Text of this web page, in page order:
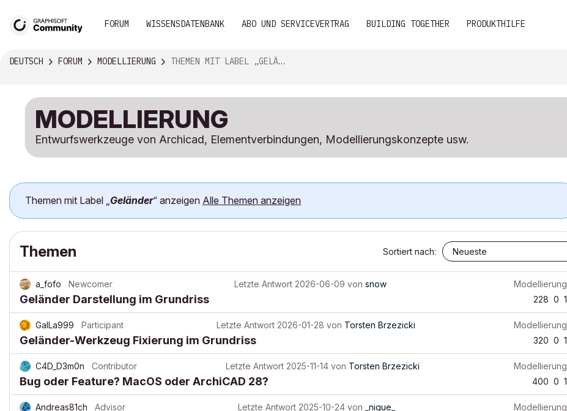
FORUM WISSENSDATENBANK ABO UND SERVICEVERTRAG BUILDING TOGETHER PRODUKTHILFE
DEUTSCH FORUM MODELLIERUNG THEMEN MIT LABEL „GELÄNDER“
MODELLIERUNG
Entwurfswerkzeuge von Archicad, Elementverbindungen, Modellierungskonzepte usw.
Themen mit Label „Geländer“ anzeigen Alle Themen anzeigen
Themen Sortiert nach:
a_fofo Newcomer Letzte Antwort 2026-06-09 von snow Modellierung
Geländer Darstellung im Grundriss 228 0 1
GalLa999 Participant Letzte Antwort 2026-01-28 von Torsten Brzezicki Modellierung
Geländer-Werkzeug Fixierung im Grundriss 320 0 1
C4D_D3m0n Contributor Letzte Antwort 2025-11-14von Torsten Brzezicki Modellierung
Bug oder Feature? MacOS oder ArchiCAD 28? 400 0 1
Andreas81ch Advisor Letzte Antwort 2025-10-24 von _nique_ Modellierung